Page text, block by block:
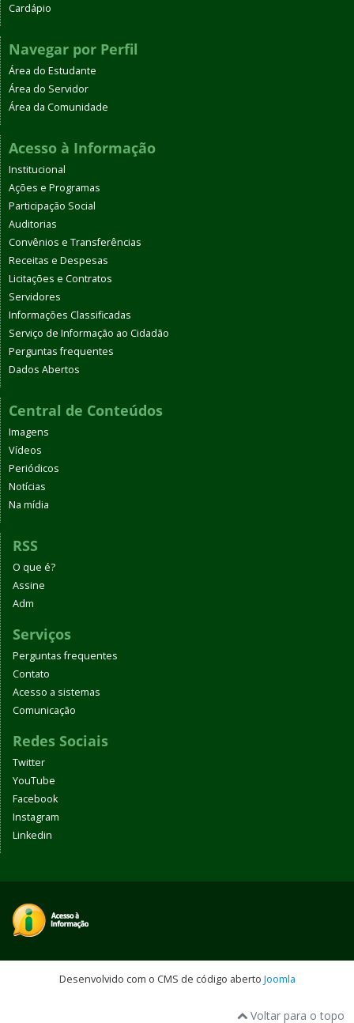
Cardápio
Navegar por Perfil
Área do Estudante
Área do Servidor
Área da Comunidade
Acesso à Informação
Institucional
Ações e Programas
Participação Social
Auditorias
Convênios e Transferências
Receitas e Despesas
Licitações e Contratos
Servidores
Informações Classificadas
Serviço de Informação ao Cidadão
Perguntas frequentes
Dados Abertos
Central de Conteúdos
Imagens
Vídeos
Periódicos
Notícias
Na mídia
RSS
O que é?
Assine
Adm
Serviços
Perguntas frequentes
Contato
Acesso a sistemas
Comunicação
Redes Sociais
Twitter
YouTube
Facebook
Instagram
Linkedin
Desenvolvido com o CMS de código aberto Joomla
Voltar para o topo